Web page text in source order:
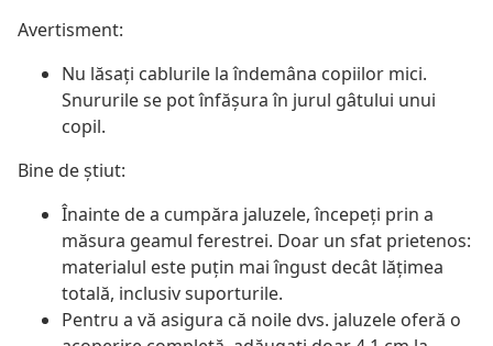
Avertisment:
Nu lăsați cablurile la îndemâna copiilor mici.
Snururile se pot înfăşura în jurul gâtului unui
copil.
Bine de știut:
Înainte de a cumpăra jaluzele, începeți prin a
măsura geamul ferestrei. Doar un sfat prietenos:
materialul este puțin mai îngust decât lățimea
totală, inclusiv suporturile.
Pentru a vă asigura că noile dvs. jaluzele oferă o